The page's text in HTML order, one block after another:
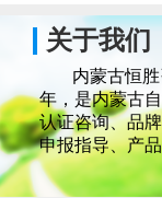
关于我们
内蒙古恒
年，是内蒙古
认证咨询、品
申报指导、产